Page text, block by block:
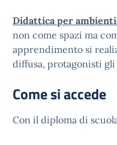
Didattica per
non come spazi ma
apprendimento si
diffusa, protagonisti
Come si accede
Con il diploma di